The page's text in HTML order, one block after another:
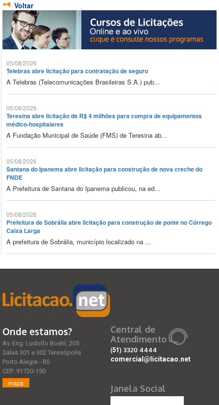
Voltar
05/08/2026
Telebras abre licitação para contratação de seguro
A Telebras (Telecomunicações Brasileiras S.A.) pub...
05/08/2026
Teresina abre licitação de R$ 4 milhões para compra de equipamentos
médico-hospitalares
A Fundação Municipal de Saúde (FMS) de Teresina ab...
05/08/2026
Santana do Ipanema abre licitação para construção de nova creche do
FNDE
A Prefeitura de Santana do Ipanema publicou, na ed...
05/08/2026
Prefeitura de Sobrália abre licitação para construção de ponte no Córrego
Caixa Larga
A prefeitura de Sobrália, município localizado na ...
Onde estamos?
Av. Eng. Ludolfo Boehl, 205
Salas 301 e 302 Teresópolis
Porto Alegre - RS
CEP: 91720-150
mapa
Central de
Atendimento
(51) 3320 4444
comercial@licitacao.net
Janela Social